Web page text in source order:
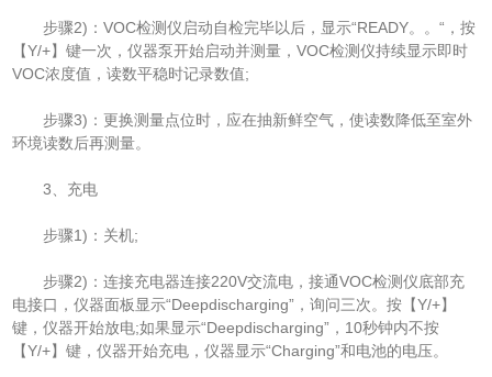
步骤2)：VOC检测仪启动自检完毕以后，显示“READY。。“，按
【Y/+】键一次，仪器泵开始启动并测量，VOC检测仪持续显示即时
VOC浓度值，读数平稳时记录数值;
步骤3)：更换测量点位时，应在抽新鲜空气，使读数降低至室外
环境读数后再测量。
3、充电
步骤1)：关机;
步骤2)：连接充电器连接220V交流电，接通VOC检测仪底部充
电接口，仪器面板显示“Deepdischarging”，询问三次。按【Y/+】
键，仪器开始放电;如果显示“Deepdischarging”，10秒钟内不按
【Y/+】键，仪器开始充电，仪器显示“Charging”和电池的电压。